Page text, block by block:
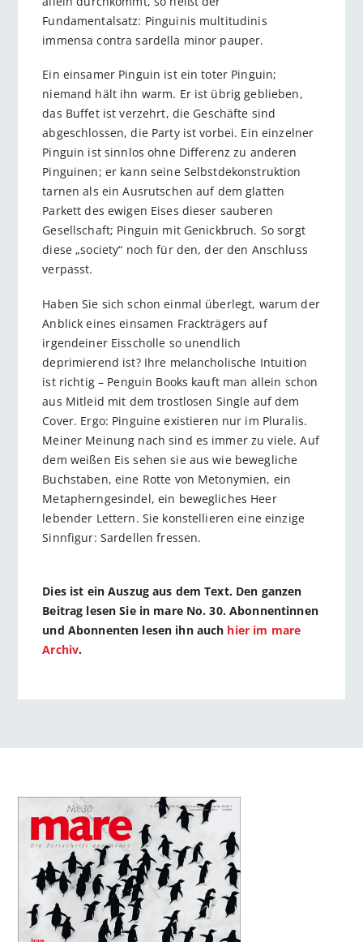
Fundamentalsatz: Pinguinis multitudinis
immensa contra sardella minor pauper.
Ein einsamer Pinguin ist ein toter Pinguin;
niemand hält ihn warm. Er ist übrig geblieben,
das Buffet ist verzehrt, die Geschäfte sind
abgeschlossen, die Party ist vorbei. Ein einzelner
Pinguin ist sinnlos ohne Differenz zu anderen
Pinguinen; er kann seine Selbstdekonstruktion
tarnen als ein Ausrutschen auf dem glatten
Parkett des ewigen Eises dieser sauberen
Gesellschaft; Pinguin mit Genickbruch. So sorgt
diese „society“ noch für den, der den Anschluss
verpasst.
Haben Sie sich schon einmal überlegt, warum der
Anblick eines einsamen Frackträgers auf
irgendeiner Eisscholle so unendlich
deprimierend ist? Ihre melancholische Intuition
ist richtig – Penguin Books kauft man allein schon
aus Mitleid mit dem trostlosen Single auf dem
Cover. Ergo: Pinguine existieren nur im Pluralis.
Meiner Meinung nach sind es immer zu viele. Auf
dem weißen Eis sehen sie aus wie bewegliche
Buchstaben, eine Rotte von Metonymien, ein
Metapherngesindel, ein bewegliches Heer
lebender Lettern. Sie konstellieren eine einzige
Sinnfigur: Sardellen fressen.
Dies ist ein Auszug aus dem Text. Den ganzen
Beitrag lesen Sie in mare No. 30. Abonnentinnen
und Abonnenten lesen ihn auch hier im mare
Archiv.